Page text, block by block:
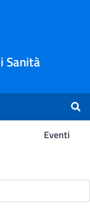
Sanità
Eventi
-